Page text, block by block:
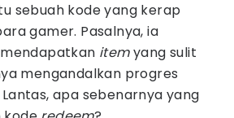
sebuah kode yang kerap
gamer. Pasalnya, ia
itemyang sulit
mengandalkan progres
apa sebenarnya yang